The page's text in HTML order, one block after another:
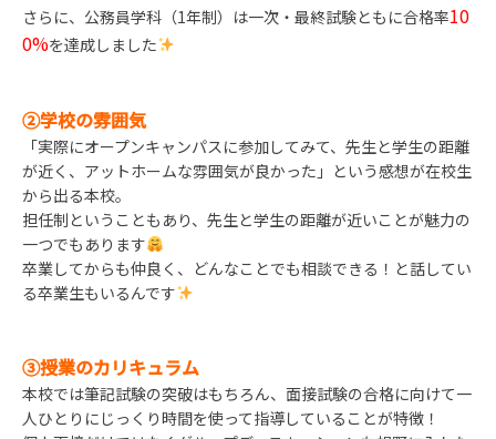
さらに、公務員学科（1年制）は一次・最終試験ともに合格率10
0%を達成しました
②学校の雰囲気
「実際にオープンキャンパスに参加してみて、先生と学生の距離
が近く、アットホームな雰囲気が良かった」という感想が在校生
から出る本校。
担任制ということもあり、先生と学生の距離が近いことが魅力の
一つでもあります
卒業してからも仲良く、どんなことでも相談できる！と話してい
る卒業生もいるんです
③授業のカリキュラム
本校では筆記試験の突破はもちろん、面接試験の合格に向けて一
人ひとりにじっくり時間を使って指導していることが特徴！